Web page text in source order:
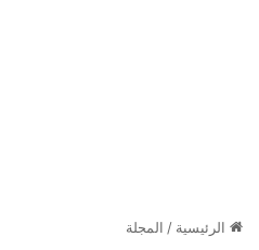
الرئيسية / المجلة